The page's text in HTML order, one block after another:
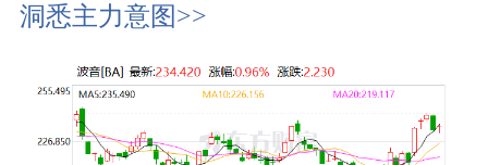
洞悉主力意图>>